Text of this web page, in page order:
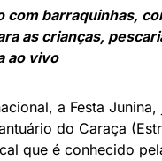
com barraquinhas,
as crianças,
ao vivo
a Festa Junina,
do Caraça
que é conhecido